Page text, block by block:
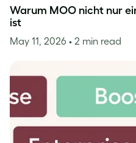
Warum MOO nicht nur
ist
May 11, 2026 • 2 min read